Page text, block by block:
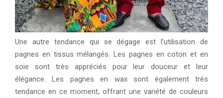
Une autre tendance qui se dégage est l’utilisation de
pagnes en tissus mélangés. Les pagnes en coton et en
soie sont très appréciés pour leur douceur et leur
élégance. Les pagnes en wax sont également très
tendance en ce moment, offrant une variété de couleurs